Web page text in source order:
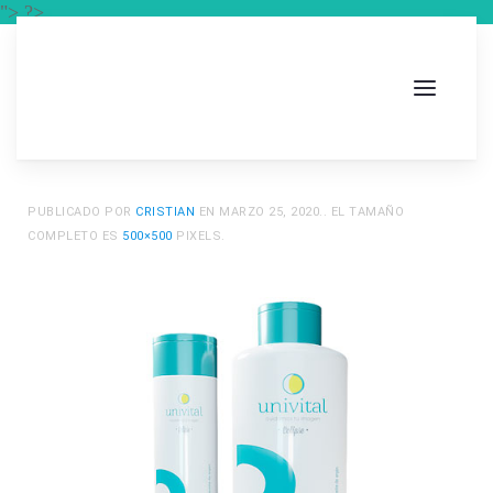
"> ?>
PUBLICADO POR CRISTIAN EN MARZO 25, 2020.. EL TAMAÑO
COMPLETO ES 500×500 PIXELS.